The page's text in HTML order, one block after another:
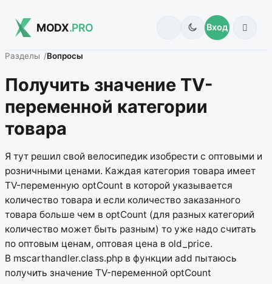
MODX.PRO Вход
Разделы Вопросы
Получить значение TV-
переменной категории
товара
Я тут решил свой велосипедик изобрести с оптовыми и
розничными ценами. Каждая категория товара имеет
TV-переменную optCount в которой указывается
количество товара и если количество заказанного
товара больше чем в optCount (для разных категорий
количество может быть разным) то уже надо считать
по оптовым ценам, оптовая цена в old_price.
В mscarthandler.class.php в функции add пытаюсь
получить значение TV-переменной optCount